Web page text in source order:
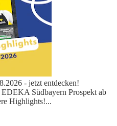
- jetzt entdecken!
Südbayern Prospekt ab
Highlights!...